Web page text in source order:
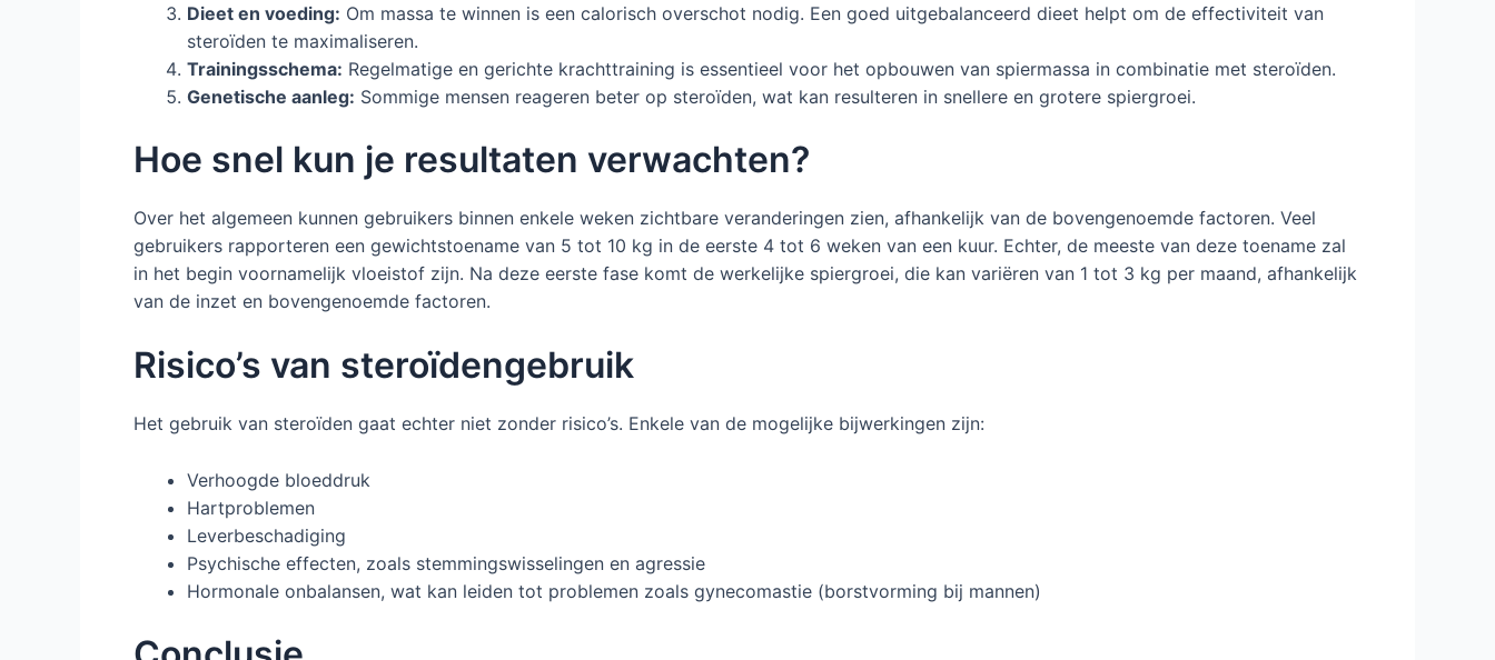
Dieet en voeding: Om massa te winnen is een calorisch overschot nodig. Een goed uitgebalanceerd dieet helpt om de effectiviteit van
steroïden te maximaliseren.
Trainingsschema: Regelmatige en gerichte krachttraining is essentieel voor het opbouwen van spiermassa in combinatie met steroïden.
Genetische aanleg: Sommige mensen reageren beter op steroïden, wat kan resulteren in snellere en grotere spiergroei.
Hoe snel kun je resultaten verwachten?
Over het algemeen kunnen gebruikers binnen enkele weken zichtbare veranderingen zien, afhankelijk van de bovengenoemde factoren. Veel
gebruikers rapporteren een gewichtstoename van 5 tot 10 kg in de eerste 4 tot 6 weken van een kuur. Echter, de meeste van deze toename zal
in het begin voornamelijk vloeistof zijn. Na deze eerste fase komt de werkelijke spiergroei, die kan variëren van 1 tot 3 kg per maand, afhankelijk
van de inzet en bovengenoemde factoren.
Risico’s van steroïdengebruik
Het gebruik van steroïden gaat echter niet zonder risico’s. Enkele van de mogelijke bijwerkingen zijn:
Verhoogde bloeddruk
Hartproblemen
Leverbeschadiging
Psychische effecten, zoals stemmingswisselingen en agressie
Hormonale onbalansen, wat kan leiden tot problemen zoals gynecomastie (borstvorming bij mannen)